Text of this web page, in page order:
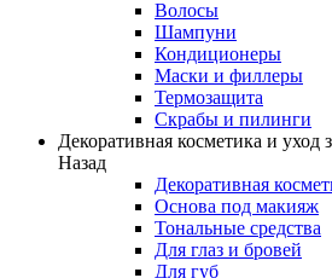
Волосы
Шампуни
Кондиционеры
Маски и филлеры
Термозащита
Скрабы и пилинги
Декоративная косметика и уход
Назад
Декоративная
Основа под макияж
Тональные средства
Для глаз и бровей
Для губ